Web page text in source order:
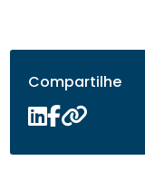
Compartilhe